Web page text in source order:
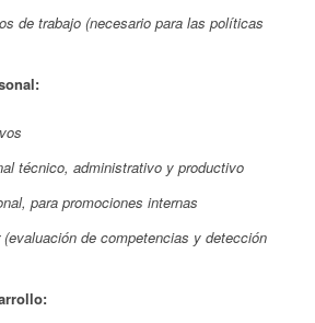
de trabajo (necesario para las políticas
técnico, administrativo y productivo
para promociones internas
de competencias y detección